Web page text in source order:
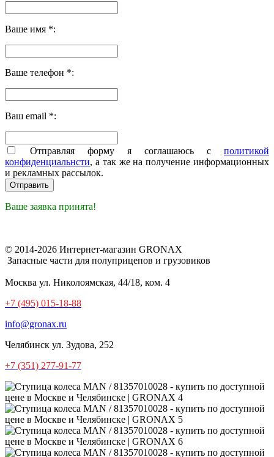
Ваше имя *:
Ваше телефон *:
Ваш email *:
Отправляя форму я соглашаюсь с политикой
конфиденциальнсти, а так же на получение информационных
и рекламных рассылок.
Ваше заявка принята!
© 2014-2026 Интернет-магазин GRONAX
Запасные части для полуприцепов и грузовиков
Москва ул. Николоямская, 44/18, ком. 4
+7 (495) 015-18-88
info@gronax.ru
Челябинск ул. Зудова, 252
+7 (351) 277-91-77